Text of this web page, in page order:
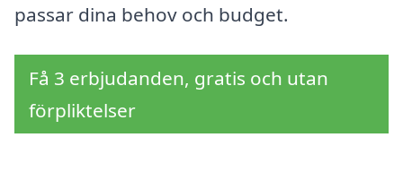
passar dina behov och budget.
Få 3 erbjudanden, gratis och utan
förpliktelser